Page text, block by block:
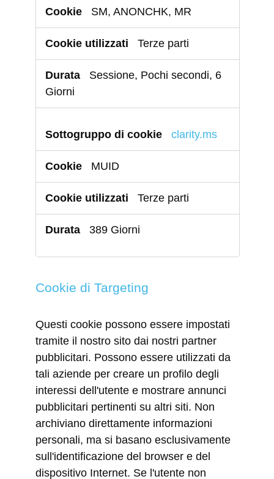
SM, ANONCHK, MR
Terze parti
Sessione, Pochi secondi, 6
Giorni
clarity.ms
MUID
Terze parti
389 Giorni
Cookie di Targeting
Questi cookie possono essere impostati
tramite il nostro sito dai nostri partner
pubblicitari. Possono essere utilizzati da
tali aziende per creare un profilo degli
interessi dell'utente e mostrare annunci
pubblicitari pertinenti su altri siti. Non
archiviano direttamente informazioni
personali, ma si basano esclusivamente
sull'identificazione del browser e del
dispositivo Internet. Se l'utente non